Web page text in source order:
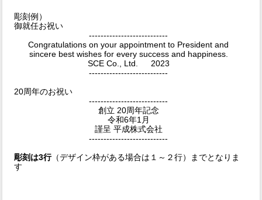
彫刻例）
御就任お祝い
---------------------------
Congratulations on your appointment to President and
sincere best wishes for every success and happiness.
SCE Co., Ltd. 2023
---------------------------
20周年のお祝い
---------------------------
創立 20周年記念
令和6年1月
謹呈 平成株式会社
---------------------------
彫刻は3行（デザイン枠がある場合は１～２行）までとなりま
す